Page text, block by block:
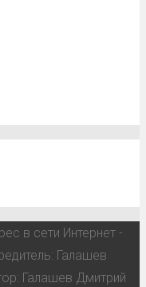
в сети Интернет -
Галашев
Галашев Дмитрий